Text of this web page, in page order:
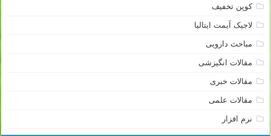
کوپن تخفیف
لاجیک آیمت ایتالیا
مباحث دارویی
مقالات انگیزشی
مقالات خبری
مقالات علمی
نرم افزار